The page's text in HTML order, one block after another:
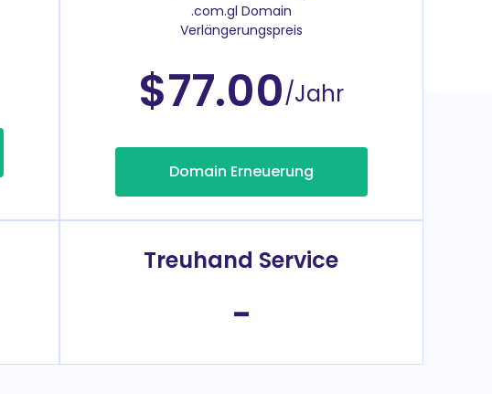
.com.gl Domain
Verlängerungspreis
$77.00/Jahr
Domain Erneuerung
Treuhand Service
-